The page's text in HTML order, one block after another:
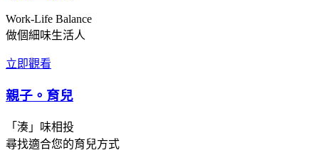
Work-Life Balance
做個細味生活人
立即觀看
親子。育兒
「湊」味相投
尋找適合您的育兒方式